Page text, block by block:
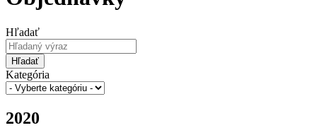
Hľadať
Hľadať
Kategória
2020